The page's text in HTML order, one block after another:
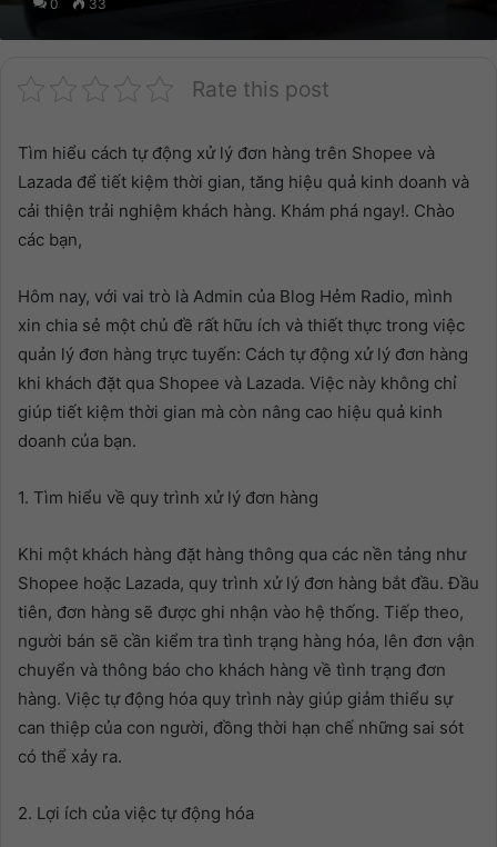
0 33
Rate this post
Tìm hiểu cách tự động xử lý đơn hàng trên Shopee và
Lazada để tiết kiệm thời gian, tăng hiệu quả kinh doanh và
cải thiện trải nghiệm khách hàng. Khám phá ngay!. Chào
các bạn,
Hôm nay, với vai trò là Admin của Blog Hẻm Radio, mình
xin chia sẻ một chủ đề rất hữu ích và thiết thực trong việc
quản lý đơn hàng trực tuyến: Cách tự động xử lý đơn hàng
khi khách đặt qua Shopee và Lazada. Việc này không chỉ
giúp tiết kiệm thời gian mà còn nâng cao hiệu quả kinh
doanh của bạn.
1. Tìm hiểu về quy trình xử lý đơn hàng
Khi một khách hàng đặt hàng thông qua các nền tảng như
Shopee hoặc Lazada, quy trình xử lý đơn hàng bắt đầu. Đầu
tiên, đơn hàng sẽ được ghi nhận vào hệ thống. Tiếp theo,
người bán sẽ cần kiểm tra tình trạng hàng hóa, lên đơn vận
chuyển và thông báo cho khách hàng về tình trạng đơn
hàng. Việc tự động hóa quy trình này giúp giảm thiểu sự
can thiệp của con người, đồng thời hạn chế những sai sót
có thể xảy ra.
2. Lợi ích của việc tự động hóa